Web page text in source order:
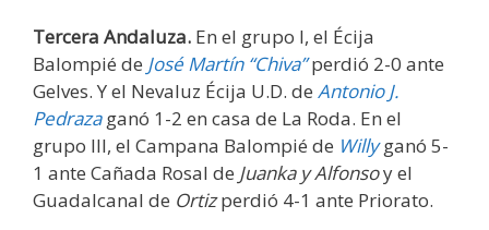
Tercera Andaluza. En el grupo I, el Écija
Balompié de José Martín “Chiva”perdió 2-0 ante
Gelves. Y el Nevaluz Écija U.D. de Antonio J.
Pedrazaganó 1-2 en casa de La Roda. En el
grupo III, el Campana Balompié de Willyganó 5-
1 ante Cañada Rosal de Juanka y Alfonsoy el
Guadalcanal de Ortizperdió 4-1 ante Priorato.